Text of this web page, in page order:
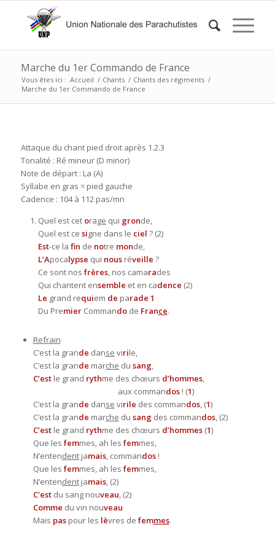
Marche du 1er Commando de France
Vous êtes ici : Accueil / Chants / Chants des régiments /
Marche du 1er Commando de France
Attaque du chant pied droit après 1.2.3
Tonalité : Ré mineur (D minor)
Note de départ : La (A)
Syllabe en gras = pied gauche
Cadence : 104 à 112 pas/mn
Quel est cetorage qui gronde,
Quel est ce signe dans le ciel ? (2)
Est-ce la fin de notre monde,
L’Apocalypse qui nousréveille ?
Ce sont nos frères, nos camarades
Qui chantent ensemble et en cadence (2)
Le grand requiem de parade 1
Du PremierCommandode France.
Refrain
C’est la grande danse virile,
C’est la grande marche du sang,
C’estle grand rythme des chœurs d’hommes,
aux commandos! (1)
C’est la grande danse virile des commandos, (1)
C’est la grande marche du sang des commandos, (2)
C’estle grand rythme des chœurs d’hommes (1)
Que les femmes, ah les femmes,
N’entendentjamais, commandos!
Que les femmes, ah les femmes,
N’entendentjamais, (2)
C’estdu sang nouveau, (2)
Comme du vin nouveau
Mais paspour les lèvres de femmes.